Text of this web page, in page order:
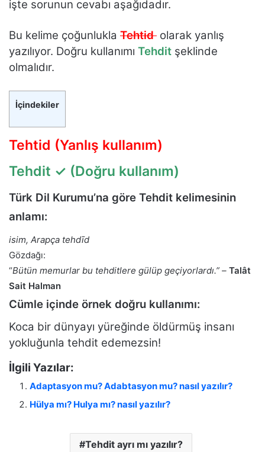
işte sorunun cevabı aşağıdadır.
Bu kelime çoğunlukla Tehtid olarak yanlış
yazılıyor. Doğru kullanımı Tehdit şeklinde
olmalıdır.
İçindekiler
Tehtid (Yanlış kullanım)
Tehdit ✓ (Doğru kullanım)
Türk Dil Kurumu’na göre Tehdit kelimesinin
anlamı:
isim, Arapça tehdīd
Gözdağı:
“Bütün memurlar bu tehditlere gülüp geçiyorlardı.” – Talât
Sait Halman
Cümle içinde örnek doğru kullanımı:
Koca bir dünyayı yüreğinde öldürmüş insanı
yokluğunla tehdit edemezsin!
İlgili Yazılar:
Adaptasyon mu? Adabtasyon mu? nasıl yazılır?
Hülya mı? Hulya mı? nasıl yazılır?
Tehdit ayrı mı yazılır?